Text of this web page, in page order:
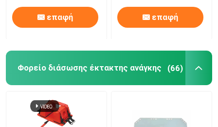
επαφή επαφή
Φορείο διάσωσης έκτακτης ανάγκης (66)